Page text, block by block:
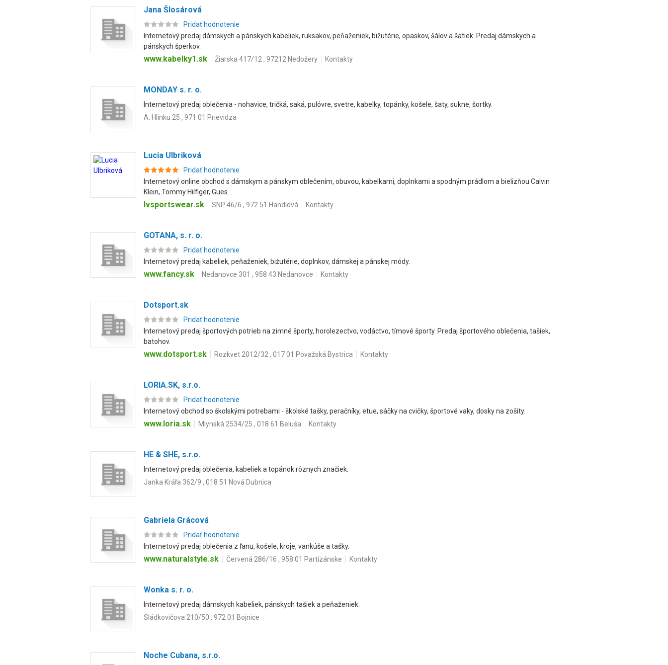
Jana Šlosárová
Pridať hodnotenie
Internetový predaj dámskych a pánskych kabeliek, ruksakov, peňaženiek, bižutérie, opaskov, šálov a šatiek. Predaj dámskych a
pánskych šperkov.
www.kabelky1.sk Žiarska 417/12 , 97212 Nedožery Kontakty
MONDAY s. r. o.
Internetový predaj oblečenia - nohavice, tričká, saká, pulóvre, svetre, kabelky, topánky, košele, šaty, sukne, šortky.
A. Hlinku 25 , 971 01 Prievidza
Lucia Ulbriková
Pridať hodnotenie
Internetový online obchod s dámskym a pánskym oblečením, obuvou, kabelkami, doplnkami a spodným prádlom a bielizňou Calvin
Klein, Tommy Hilfiger, Gues...
lvsportswear.sk SNP 46/6 , 972 51 Handlová Kontakty
GOTANA, s. r. o.
Pridať hodnotenie
Internetový predaj kabeliek, peňaženiek, bižutérie, doplnkov, dámskej a pánskej módy.
www.fancy.sk Nedanovce 301 , 958 43 Nedanovce Kontakty
Dotsport.sk
Pridať hodnotenie
Internetový predaj športových potrieb na zimné športy, horolezectvo, vodáctvo, tímové športy. Predaj športového oblečenia, tašiek,
batohov.
www.dotsport.sk Rozkvet 2012/32 , 017 01 Považská Bystrica Kontakty
LORIA.SK, s.r.o.
Pridať hodnotenie
Internetový obchod so školskými potrebami - školské tašky, peračníky, etue, sáčky na cvičky, športové vaky, dosky na zošity.
www.loria.sk Mlynská 2534/25 , 018 61 Beluša Kontakty
HE & SHE, s.r.o.
Internetový predaj oblečenia, kabeliek a topánok rôznych značiek.
Janka Kráľa 362/9 , 018 51 Nová Dubnica
Gabriela Grácová
Pridať hodnotenie
Internetový predaj oblečenia z ľanu, košele, kroje, vankúše a tašky.
www.naturalstyle.sk Červená 286/16 , 958 01 Partizánske Kontakty
Wonka s. r. o.
Internetový predaj dámskych kabeliek, pánskych tašiek a peňaženiek.
Sládkovičova 210/50 , 972 01 Bojnice
Noche Cubana, s.r.o.